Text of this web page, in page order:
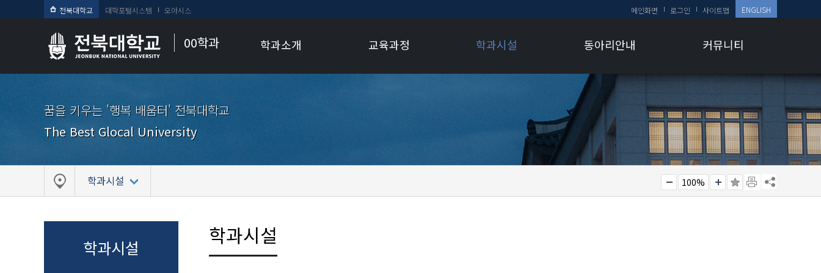
전북대학교 대학포털시스템 오아시스
00학과
메인화면 로그인 사이트맵 ENGLISH
학과소개 교육과정 학과시설 동아리안내 커뮤니티
꿈을 키우는 '행복 배움터' 전북대학교
The Best Glocal University
학과시설 100%
학과시설 학과시설